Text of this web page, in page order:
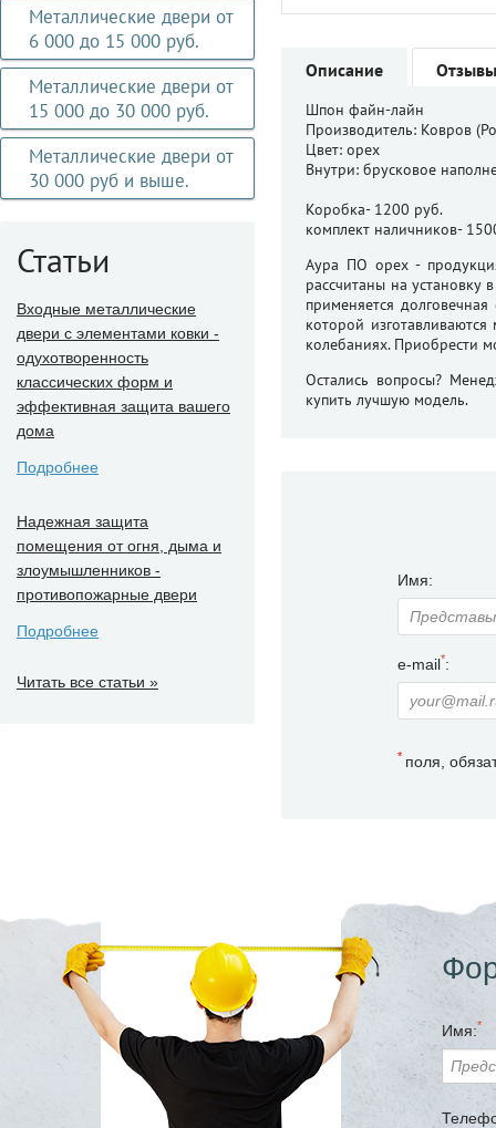
Металлические двери от
6 000 до 15 000 руб.
Металлические двери от
15 000 до 30 000 руб.
Металлические двери от
30 000 руб и выше.
Статьи
Входные металлические
двери с элементами ковки -
одухотворенность
классических форм и
эффективная защита вашего
дома
Подробнее
Надежная защита
помещения от огня, дыма и
злоумышленников -
противопожарные двери
Подробнее
Читать все статьи »
Описание Отзывы
Шпон файн-лайн
Производитель: Ковров
Цвет: орех
Внутри: брусковое
Коробка- 1200 руб.
комплект наличников-
Аура ПО орех -
рассчитаны на
применяется
которой
колебаниях. Приобрести
Остались вопросы?
купить лучшую модель.
Имя:
e-mail*:
* поля,
Имя:*